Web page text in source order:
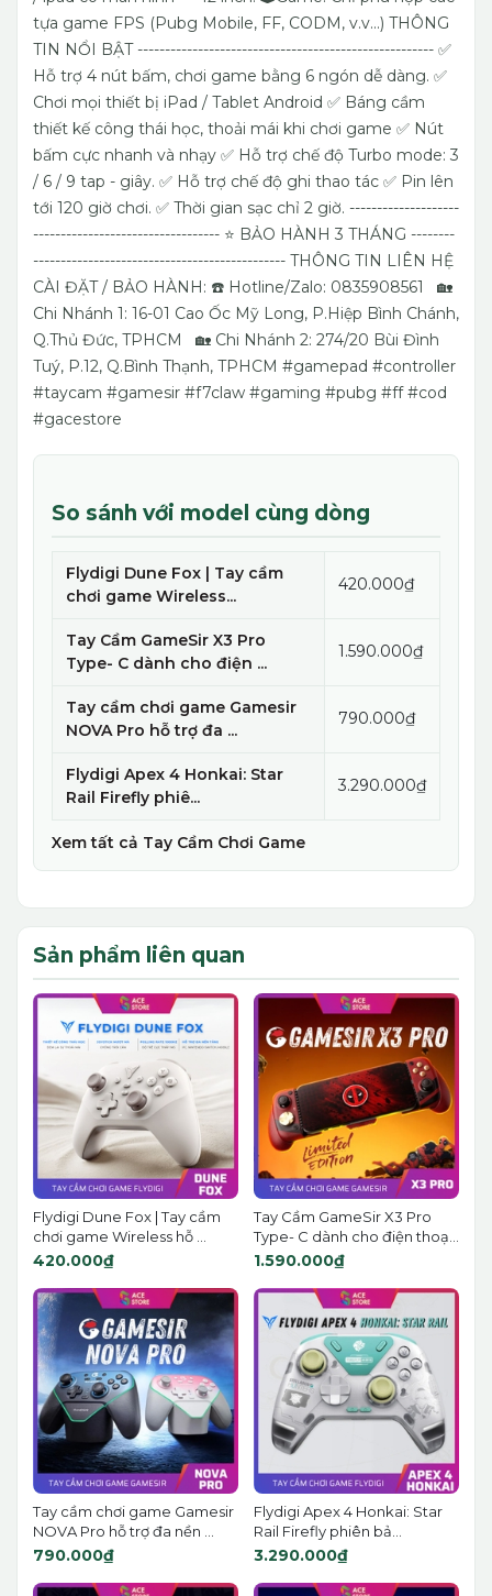
tựa game FPS (Pubg Mobile, FF, CODM, v.v...) THÔNG
TIN NỔI BẬT------------------------------------------------------ ✅
Hỗ trợ 4 nút bấm, chơi game bằng 6 ngón dễ dàng. ✅
Chơi mọi thiết bị iPad / Tablet Android ✅ Báng cầm
thiết kế công thái học, thoải mái khi chơi game ✅ Nút
bấm cực nhanh và nhạy ✅ Hỗ trợ chế độ Turbo mode: 3
/ 6 / 9 tap - giây. ✅ Hỗ trợ chế độ ghi thao tác ✅ Pin lên
tới 120 giờ chơi. ✅ Thời gian sạc chỉ 2 giờ. --------------------
---------------------------------- ⭐️ BẢO HÀNH 3 THÁNG --------
---------------------------------------------- THÔNG TIN LIÊN HỆ
CÀI ĐẶT / BẢO HÀNH: ☎️ Hotline/Zalo: 0835908561
🏡
Chi Nhánh 1: 16-01 Cao Ốc Mỹ Long, P.Hiệp Bình Chánh,
Q.Thủ Đức, TPHCM
🏡 Chi Nhánh 2: 274/20 Bùi Đình
Tuý, P.12, Q.Bình Thạnh, TPHCM #gamepad #controller
#taycam #gamesir #f7claw #gaming #pubg #ff #cod
#gacestore
So sánh với model cùng dòng
Flydigi Dune Fox | Tay cầm
chơi game Wireless...
420.000₫
Tay Cầm GameSir X3 Pro
Type- C dành cho điện ...
1.590.000₫
Tay cầm chơi game Gamesir
NOVA Pro hỗ trợ đa ...
790.000₫
Flydigi Apex 4 Honkai: Star
Rail Firefly phiê...
3.290.000₫
Xem tất cả Tay Cầm Chơi Game
Sản phẩm liên quan
Flydigi Dune Fox | Tay cầm
chơi game Wireless hỗ ...
420.000₫
Tay Cầm GameSir X3 Pro
Type- C dành cho điện thoạ...
1.590.000₫
Tay cầm chơi game Gamesir
NOVA Pro hỗ trợ đa nền ...
790.000₫
Flydigi Apex 4 Honkai: Star
Rail Firefly phiên bả...
3.290.000₫